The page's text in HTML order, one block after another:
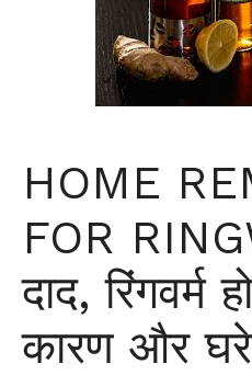
HOME
FOR
दाद, रिंगवर्म
कारण और